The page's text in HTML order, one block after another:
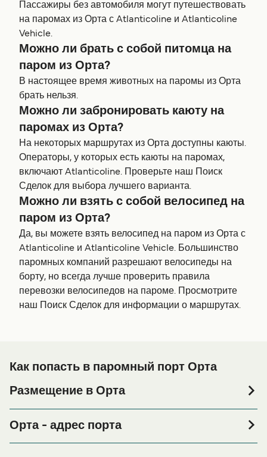
Пассажиры без автомобиля могут путешествовать
на паромах из Орта с Atlanticoline и Atlanticoline
Vehicle.
Можно ли брать с собой питомца на
паром из Орта?
В настоящее время животных на паромы из Орта
брать нельзя.
Можно ли забронировать каюту на
паромах из Орта?
На некоторых маршрутах из Орта доступны каюты.
Операторы, у которых есть каюты на паромах,
включают Atlanticoline. Проверьте наш Поиск
Сделок для выбора лучшего варианта.
Можно ли взять с собой велосипед на
паром из Орта?
Да, вы можете взять велосипед на паром из Орта с
Atlanticoline и Atlanticoline Vehicle. Большинство
паромных компаний разрешают велосипеды на
борту, но всегда лучше проверить правила
перевозки велосипедов на пароме. Просмотрите
наш Поиск Сделок для информации о маршрутах.
Как попасть в паромный порт Орта
Размещение в Орта
его окрестностях перед или после вашей поездки, или
если вы ищете вариант проживания на весь период
Орта - адрес порта
Terminal Maritimo de Passageiros, Av. 25 de Abril, 9900-